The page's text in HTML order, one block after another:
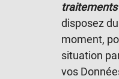
disposez
moment,
situation
vos